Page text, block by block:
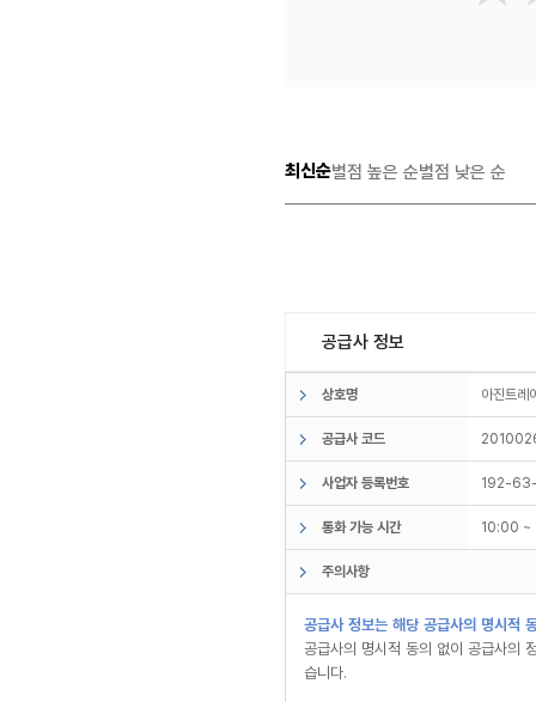
최신순별점 높은 순별점 낮은 순
공급사 정보
상호명 아진트
공급사 코드
사업자 등록번호 192-
통화 가능 시간 10:00
주의사항
공급사 정보는 해당 공급사의 명시적
공급사의 명시적 동의 없이 공급사의
습니다.